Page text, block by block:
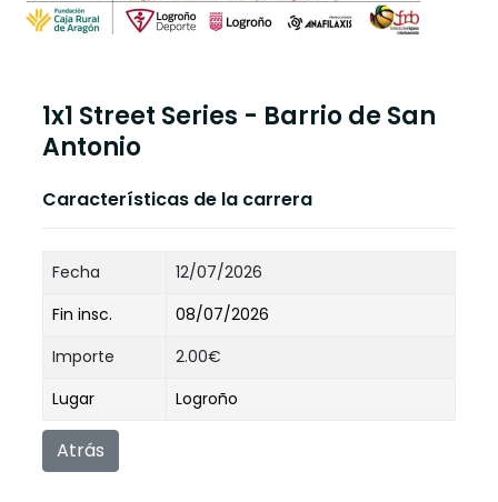
1x1 Street Series - Barrio de San
Antonio
Características de la carrera
Fecha
12/07/2026
Fin insc.
08/07/2026
Importe
2.00€
Lugar
Logroño
Atrás